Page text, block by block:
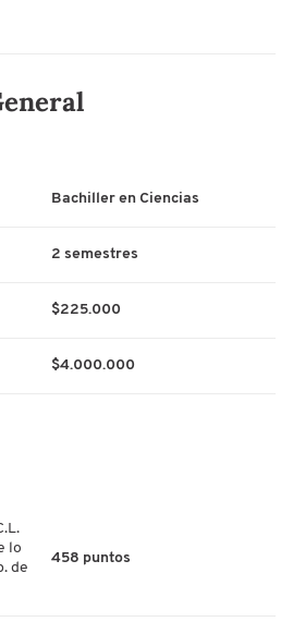
Bachiller en Ciencias
2 semestres
$225.000
$4.000.000
lo
de
458 puntos